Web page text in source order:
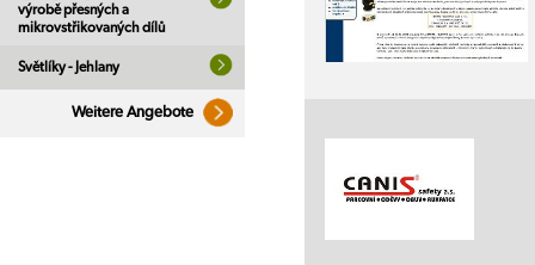
výrobě přesných a
mikrovstřikovaných dílů
Světlíky - Jehlany
Weitere Angebote